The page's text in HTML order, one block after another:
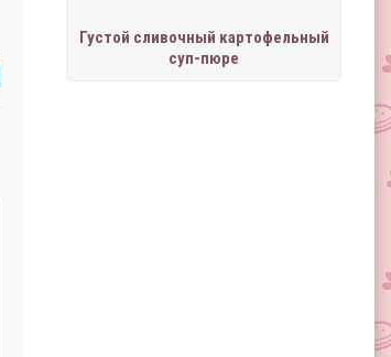
Густой сливочный картофельный
суп-пюре